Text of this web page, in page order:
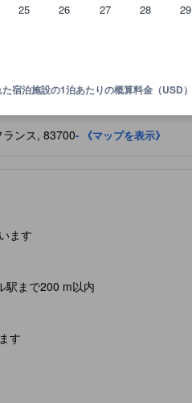
25 26 27 28 29
宿泊施設の1泊あたりの概算料金（USD）
le Touring)
ンス, 83700- 《マップを表示》
ます
駅まで200 m以内
す